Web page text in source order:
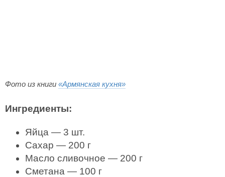
Фото из книги «Армянская кухня»
Ингредиенты:
Яйца — 3 шт.
Сахар — 200 г
Масло сливочное — 200 г
Сметана — 100 г